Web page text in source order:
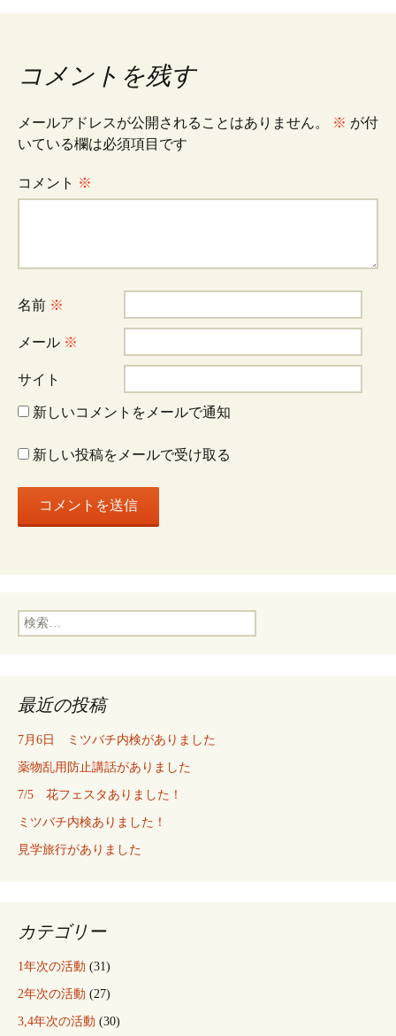
ビ
ゲ
ー
シ
ョ
ン
コメントを残す
メールアドレスが公開されることはありません。 ※ が付
いている欄は必須項目です
コメント ※
名前 ※
メール ※
サイト
新しいコメントをメールで通知
新しい投稿をメールで受け取る
検
索:
最近の投稿
7月6日 ミツバチ内検がありました
薬物乱用防止講話がありました
7/5 花フェスタありました！
ミツバチ内検ありました！
見学旅行がありました
カテゴリー
1年次の活動 (31)
2年次の活動 (27)
3,4年次の活動 (30)